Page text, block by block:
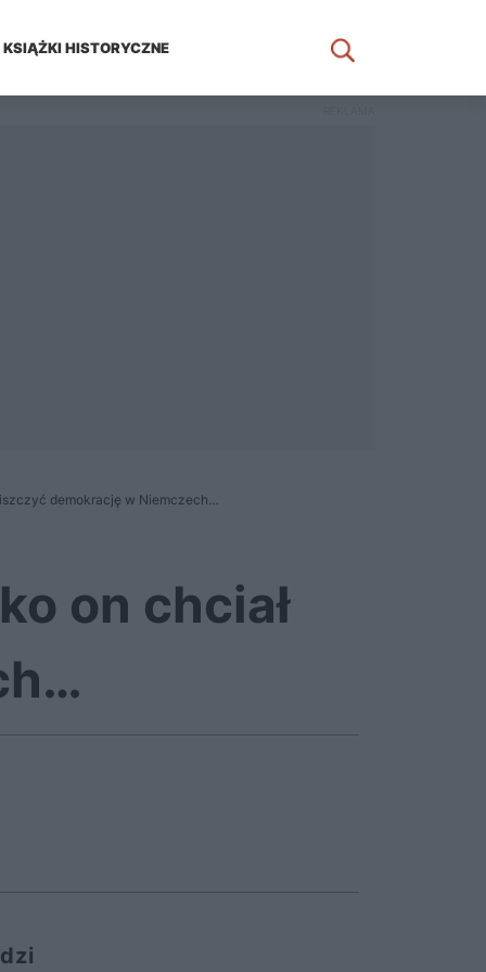
KSIĄŻKI HISTORYCZNE
demokrację w Niemczech…
on chciał